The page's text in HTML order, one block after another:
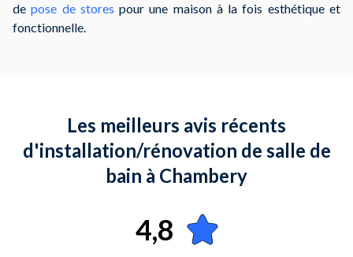
depose de stores pour une maison à la fois esthétique et
fonctionnelle.
Les meilleurs avis récents
d'installation/rénovation de salle de
bain à Chambery
4,8